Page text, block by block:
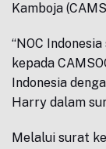
Kamboja
“NOC
kepada
Indonesia
Harry dalam
Melalui surat